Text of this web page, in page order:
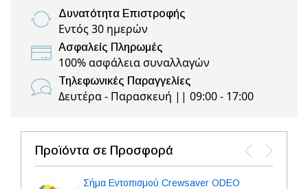
Δυνατότητα Επιστροφής
Εντός 30 ημερών
Ασφαλείς Πληρωμές
100% ασφάλεια συναλλαγών
Τηλεφωνικές Παραγγελίες
Δευτέρα - Παρασκευή || 09:00 - 17:00
Προϊόντα σε Προσφορά
Σήμα Εντοπισμού Crewsaver ODEO